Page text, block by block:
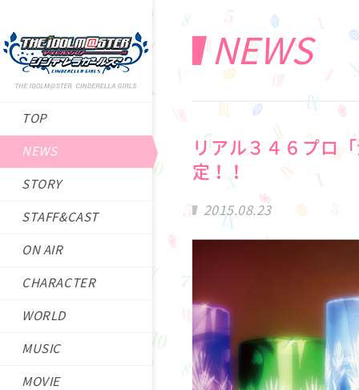
TOP
NEWS
STORY
STAFF&CAST
ON AIR
CHARACTER
WORLD
MUSIC
MOVIE
NEWS
リアル３４６プロ
定！！
2015.08.23